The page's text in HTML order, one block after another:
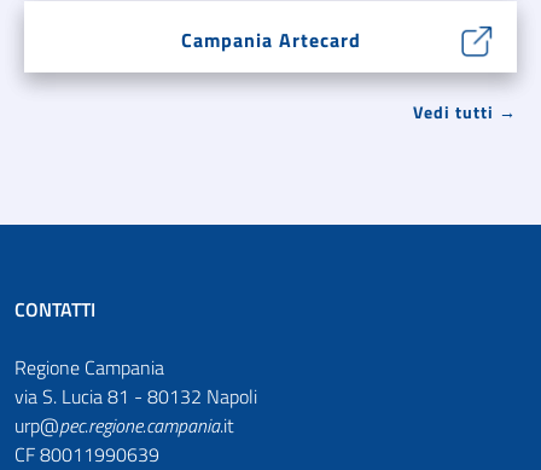
Campania Artecard
Vedi tutti →
CONTATTI
Regione Campania
via S. Lucia 81 - 80132 Napoli
urp@pec.regione.campania.it
CF 80011990639